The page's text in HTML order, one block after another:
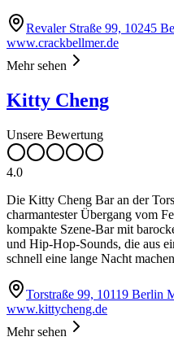
Revaler Straße 99, 10245
www.crackbellmer.de
Mehr sehen
Kitty Cheng
Unsere Bewertung
4.0
Die Kitty Cheng Bar an der
charmantester Übergang vom
kompakte Szene-Bar mit
und Hip-Hop-Sounds, die aus
schnell eine lange Nacht
Torstraße 99, 10119 Berlin
www.kittycheng.de
Mehr sehen